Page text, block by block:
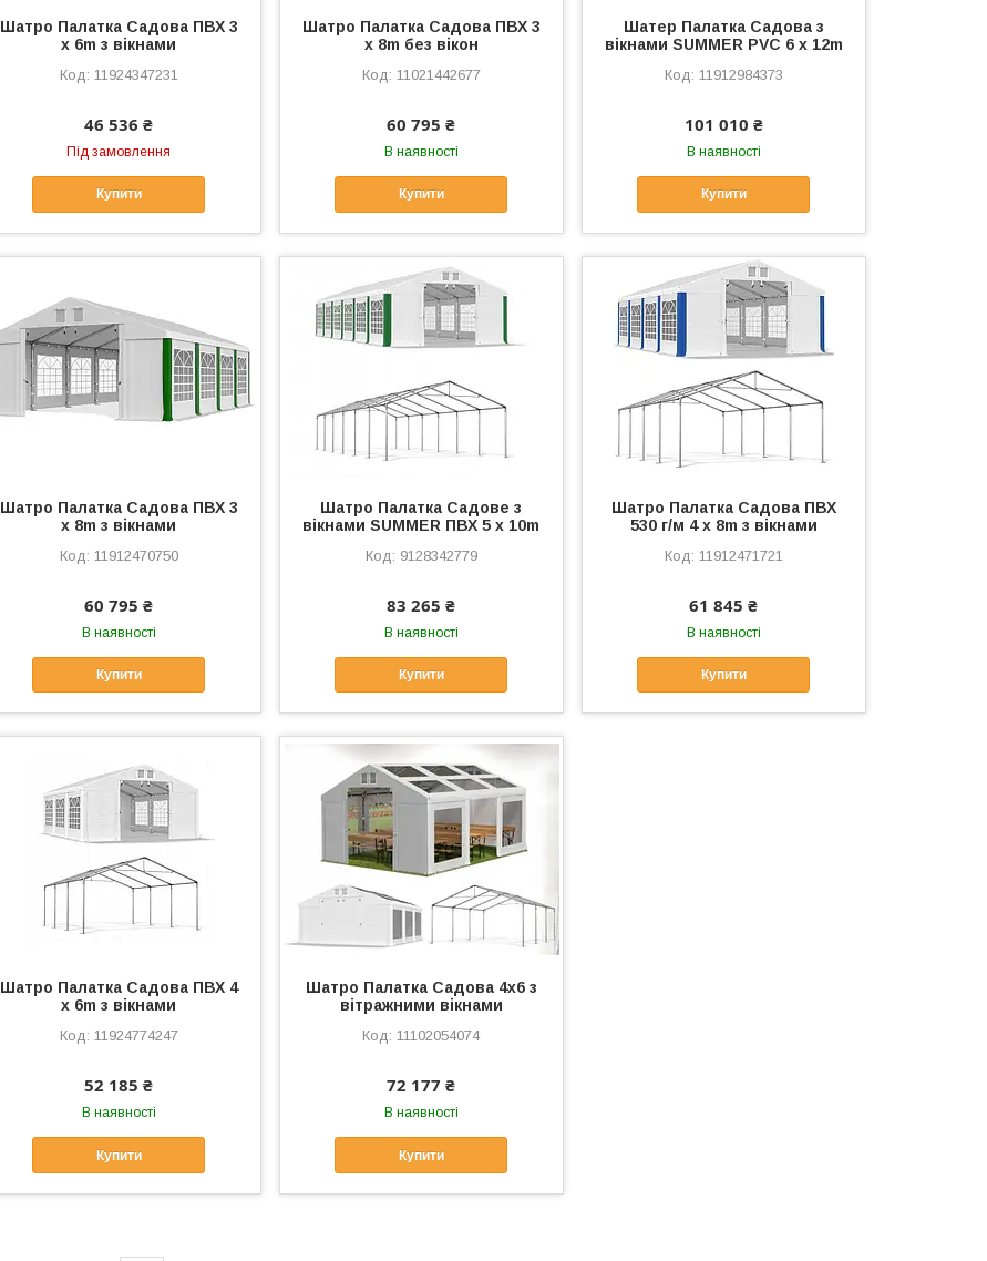
Шатро Палатка Садова ПВХ 3
x 6m з вікнами
11924347231
46 536 ₴
Під замовлення
Купити
Шатро Палатка Садова ПВХ 3
x 8m без вікон
11021442677
60 795 ₴
В наявності
Купити
Шатер Палатка Садова з
вікнами SUMMER PVC 6 x 12m
11912984373
101 010 ₴
В наявності
Купити
Шатро Палатка Садова ПВХ 3
x 8m з вікнами
11912470750
60 795 ₴
В наявності
Купити
Шатро Палатка Садове з
вікнами SUMMER ПВХ 5 x 10m
9128342779
83 265 ₴
В наявності
Купити
Шатро Палатка Садова ПВХ
530 г/м 4 x 8m з вікнами
11912471721
61 845 ₴
В наявності
Купити
Шатро Палатка Садова ПВХ 4
x 6m з вікнами
11924774247
52 185 ₴
В наявності
Купити
Шатро Палатка Садова 4x6 з
вітражними вікнами
11102054074
72 177 ₴
В наявності
Купити